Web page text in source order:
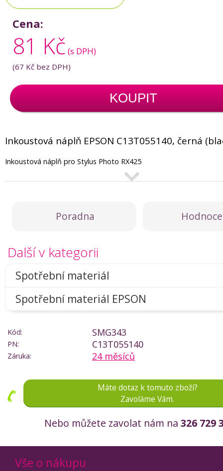
Cena:
81 Kč (s DPH)
(67 Kč bez DPH)
KOUPIT
Inkoustová náplň EPSON C13T055140, černá
Inkoustová náplň pro Stylus Photo RX425
Poradna
Další v kategorii
Spotřební materiál
Spotřební materiál EPSON
Kód: SMG343
PN: C13T055140
Záruka: 24 měsíců
Máte dotaz k tomuto zboží?
Zavoláme Vám.
Nebo můžete zavolat nám na 326 729
Vše o nákupu